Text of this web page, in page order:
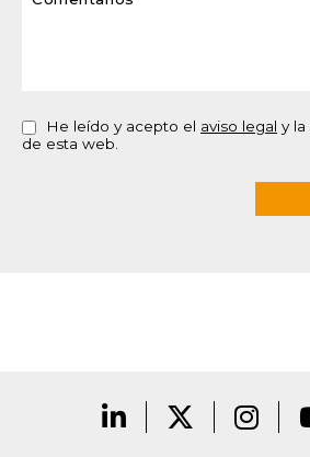
He leído y acepto el aviso legal y la
de esta web.